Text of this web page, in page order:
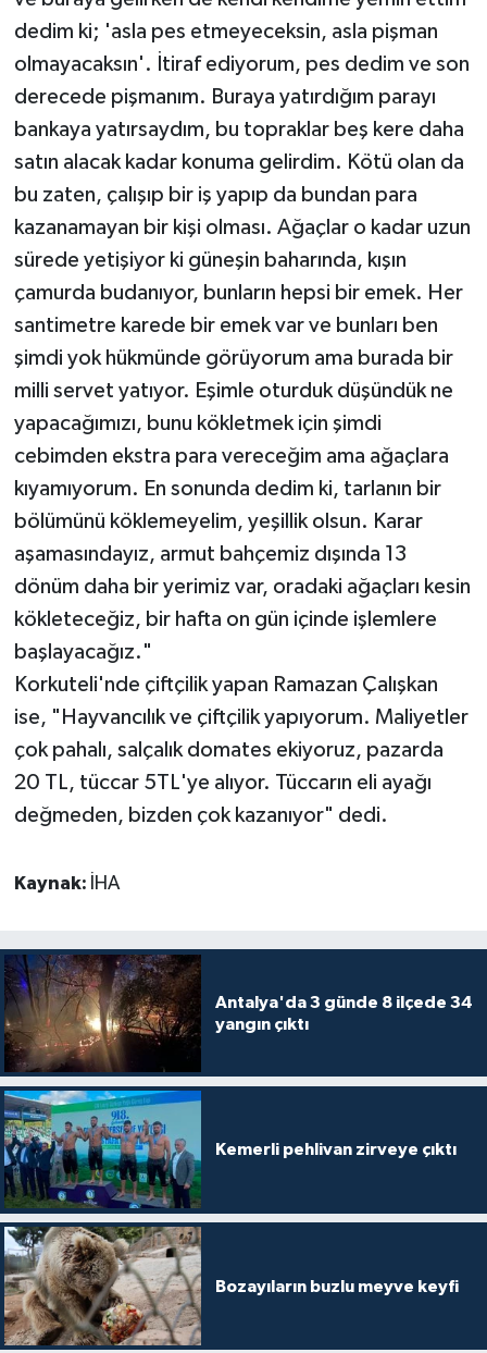
dedim ki; 'asla pes etmeyeceksin, asla pişman
olmayacaksın'. İtiraf ediyorum, pes dedim ve son
derecede pişmanım. Buraya yatırdığım parayı
bankaya yatırsaydım, bu topraklar beş kere daha
satın alacak kadar konuma gelirdim. Kötü olan da
bu zaten, çalışıp bir iş yapıp da bundan para
kazanamayan bir kişi olması. Ağaçlar o kadar uzun
sürede yetişiyor ki güneşin baharında, kışın
çamurda budanıyor, bunların hepsi bir emek. Her
santimetre karede bir emek var ve bunları ben
şimdi yok hükmünde görüyorum ama burada bir
milli servet yatıyor. Eşimle oturduk düşündük ne
yapacağımızı, bunu kökletmek için şimdi
cebimden ekstra para vereceğim ama ağaçlara
kıyamıyorum. En sonunda dedim ki, tarlanın bir
bölümünü köklemeyelim, yeşillik olsun. Karar
aşamasındayız, armut bahçemiz dışında 13
dönüm daha bir yerimiz var, oradaki ağaçları kesin
kökleteceğiz, bir hafta on gün içinde işlemlere
başlayacağız."
Korkuteli'nde çiftçilik yapan Ramazan Çalışkan
ise, "Hayvancılık ve çiftçilik yapıyorum. Maliyetler
çok pahalı, salçalık domates ekiyoruz, pazarda
20 TL, tüccar 5TL'ye alıyor. Tüccarın eli ayağı
değmeden, bizden çok kazanıyor" dedi.
Kaynak: İHA
Antalya'da 3 günde 8 ilçede 34
yangın çıktı
Kemerli pehlivan zirveye çıktı
Bozayıların buzlu meyve keyfi